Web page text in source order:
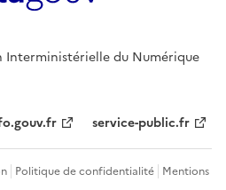
du Numérique
service-public.fr
Politique de confidentialité Mentions